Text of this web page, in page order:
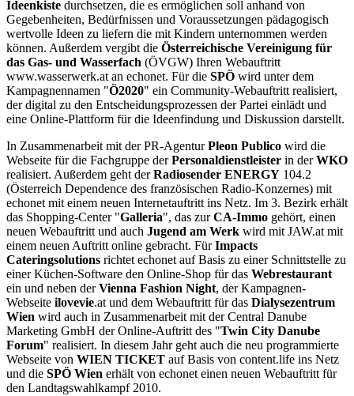
Ideenkiste durchsetzen, die es ermöglichen soll anhand von
Gegebenheiten, Bedürfnissen und Voraussetzungen pädagogisch
wertvolle Ideen zu liefern die mit Kindern unternommen werden
können. Außerdem vergibt die Österreichische Vereinigung für
das Gas- und Wasserfach (ÖVGW) Ihren Webauftritt
www.wasserwerk.at an echonet. Für die SPÖ wird unter dem
Kampagnennamen "Ö2020" ein Community-Webauftritt realisiert,
der digital zu den Entscheidungsprozessen der Partei einlädt und
eine Online-Plattform für die Ideenfindung und Diskussion darstellt.
In Zusammenarbeit mit der PR-AgenturPleon Publico wird die
Webseite für die Fachgruppe derPersonaldienstleister in derWKO
realisiert. Außerdem geht derRadiosender ENERGY 104.2
(Österreich Dependence des französischen Radio-Konzernes) mit
echonet mit einem neuen Internetauftritt ins Netz. Im 3. Bezirk erhält
das Shopping-Center "Galleria", das zurCA-Immo gehört, einen
neuen Webauftritt und auch Jugend am Werk wird mit JAW.at mit
einem neuen Auftritt online gebracht. FürImpacts
Cateringsolutions richtet echonet auf Basis zu einer Schnittstelle zu
einer Küchen-Software den Online-Shop für das Webrestaurant
ein und neben derVienna Fashion Night, der Kampagnen-
Webseite ilovevie.at und dem Webauftritt für das Dialysezentrum
Wien wird auch in Zusammenarbeit mit der Central Danube
Marketing GmbH der Online-Auftritt des "Twin City Danube
Forum" realisiert. In diesem Jahr geht auch die neu programmierte
Webseite von WIEN TICKET auf Basis von content.life ins Netz
und die SPÖ Wien erhält von echonet einen neuen Webauftritt für
den Landtagswahlkampf 2010.